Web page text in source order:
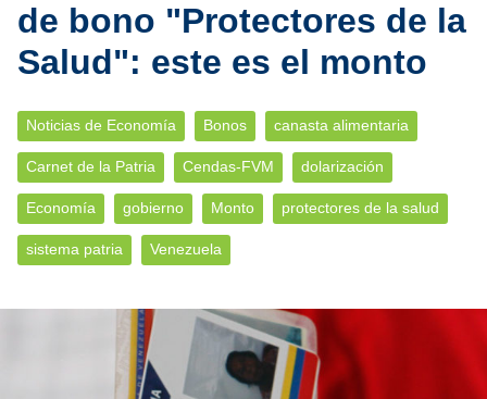
de bono "Protectores de la
Salud": este es el monto
Noticias de Economía Bonos canasta alimentaria
Carnet de la Patria Cendas-FVM dolarización
Economía gobierno Monto protectores de la salud
sistema patria Venezuela